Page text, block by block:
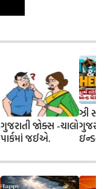
ગુજરાતી જોક્સ -ચાલો
પાર્કમાં જઈએ.
ઝી
ચેરી'